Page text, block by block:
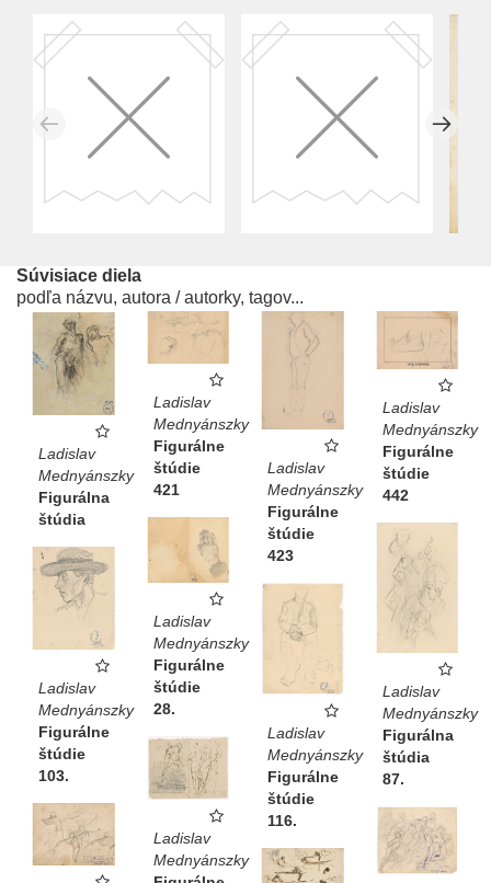
Súvisiace diela
podľa názvu, autora / autorky, tagov...
Ladislav
Mednyánszky
Figurálna
štúdia
Ladislav
Mednyánszky
Figurálne
štúdie
421
Ladislav
Mednyánszky
Figurálne
štúdie
423
Ladislav
Mednyánszky
Figurálne
štúdie
442
Ladislav
Mednyánszky
Figurálne
štúdie
28.
Ladislav
Mednyánszky
Figurálna
štúdia
87.
Ladislav
Mednyánszky
Figurálne
štúdie
103.
Ladislav
Mednyánszky
Figurálne
štúdie
116.
Ladislav
Mednyánszky